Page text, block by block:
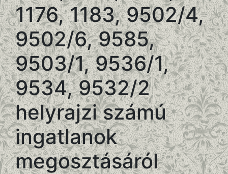
1176, 1183, 9502/4,
9502/6, 9585,
9503/1, 9536/1,
9534, 9532/2
helyrajzi számú
ingatlanok
megosztásáról